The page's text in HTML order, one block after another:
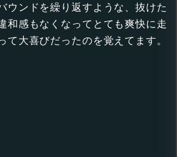
ウンドを繰り返すような、抜けた
和感もなくなってとても爽快に走
て大喜びだったのを覚えてます。